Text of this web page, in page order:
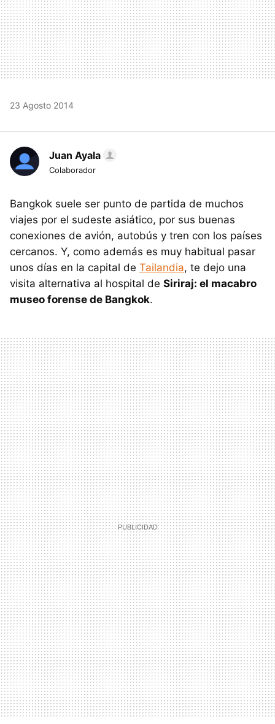
23 Agosto 2014
Juan Ayala
Colaborador
Bangkok suele ser punto de partida de muchos
viajes por el sudeste asiático, por sus buenas
conexiones de avión, autobús y tren con los países
cercanos. Y, como además es muy habitual pasar
unos días en la capital de Tailandia, te dejo una
visita alternativa al hospital de Siriraj: el macabro
museo forense de Bangkok.